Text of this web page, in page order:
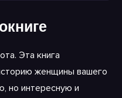
Эта книга
женщины вашего
но интересную и